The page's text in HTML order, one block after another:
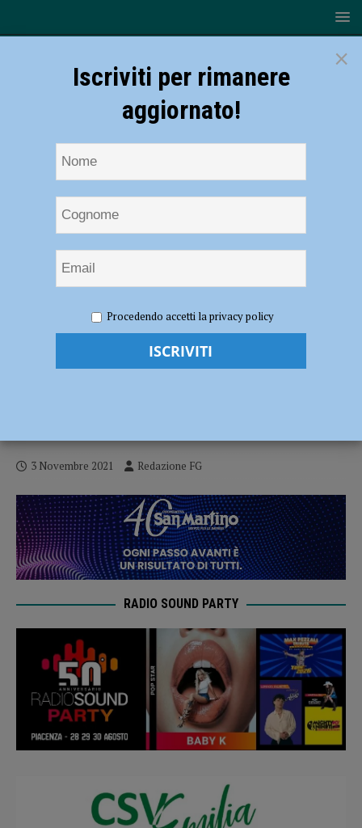
sezione piacentina di CSV Emilia, in via Primo Maggio un luogo di
accoglienza e impegno sociale
Nuova sede per la sezione piacentina di
3 Novembre 2021 Redazione FG
RADIO SOUND PARTY
×
Iscriviti per rimanere
aggiornato!
Procedendo accetti la privacy policy